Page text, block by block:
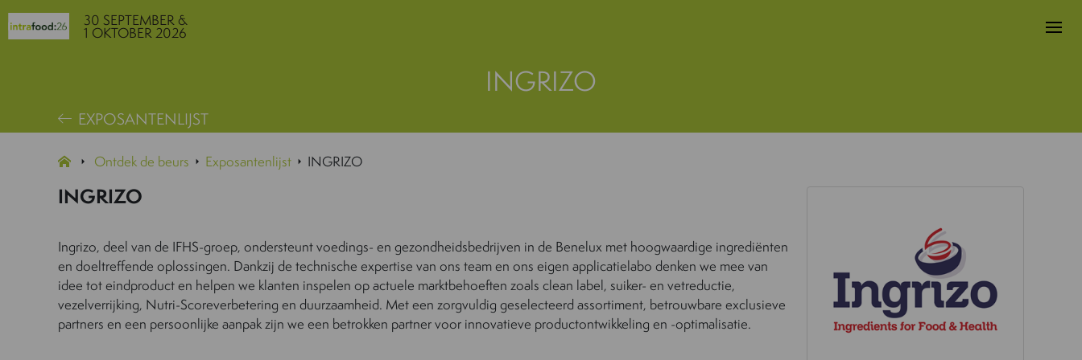
30 SEPTEMBER &
1 OKTOBER 2026
INGRIZO
EXPOSANTENLIJST
Ontdek de beurs Exposantenlijst INGRIZO
INGRIZO
Ingrizo, deel van de IFHS-groep, ondersteunt voedings- en gezondheidsbedrijven in de Benelux met hoogwaardige ingrediënten
en doeltreffende oplossingen. Dankzij de technische expertise van ons team en ons eigen applicatielabo denken we mee van
idee tot eindproduct en helpen we klanten inspelen op actuele marktbehoeften zoals clean label, suiker- en vetreductie,
vezelverrijking, Nutri-Scoreverbetering en duurzaamheid. Met een zorgvuldig geselecteerd assortiment, betrouwbare exclusieve
partners en een persoonlijke aanpak zijn we een betrokken partner voor innovatieve productontwikkeling en -optimalisatie.